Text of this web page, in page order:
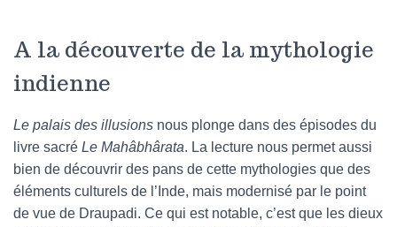
A la découverte de la mythologie
indienne
Le palais des illusions nous plonge dans des épisodes du
livre sacré Le Mahâbhârata. La lecture nous permet aussi
bien de découvrir des pans de cette mythologies que des
éléments culturels de l’Inde, mais modernisé par le point
de vue de Draupadi. Ce qui est notable, c’est que les dieux